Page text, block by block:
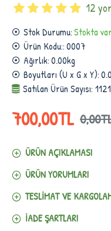
Stok Durumu:Stokta var
Ürün Kodu::0007
Ağırlık:0.00kg
Boyutları (U x G x Y):
Satılan Ürün Sayısı: 1121
12
700,00TL
ÜRÜN AÇIKLAMASI
ÜRÜN YORUMLARI
TESLIMAT VE
İADE ŞARTLARI